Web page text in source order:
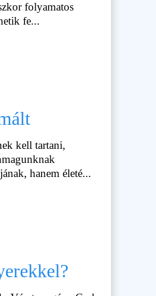
folyamatos
fe...
kell tartani,
hanem életé...